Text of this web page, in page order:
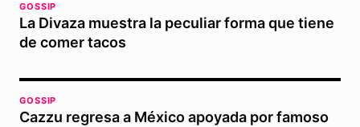
GOSSIP
La Divaza muestra la peculiar forma que tiene
de comer tacos
GOSSIP
Cazzu regresa a México apoyada por famoso